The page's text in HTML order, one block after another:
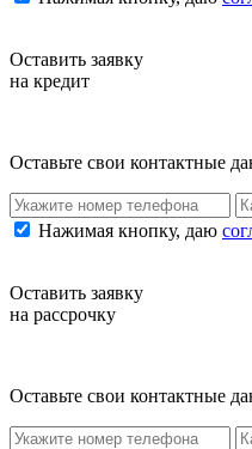
Оставить заявку
на кредит
Оставьте свои контактные
Нажимая кнопку, даю
Оставить заявку
на рассрочку
Оставьте свои контактные